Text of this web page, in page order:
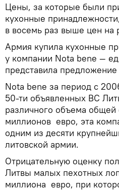
Цены, за которые были
кухонные
в восемь раз выше цен на
Армия купила кухонные
у компании Nota bene —
представила предложение
Nota bene за период с
50-ти объявленных ВС
различного объема общей
миллионов евро, эта
одним из десяти
литовской армии.
Отрицательную оценку
Литвы малых пехотных
миллиона евро, при